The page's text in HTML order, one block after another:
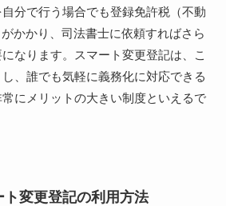
分で行う場合でも登録免許税（不動
かかり、司法書士に依頼すればさら
なります。スマート変更登記は、こ
、誰でも気軽に義務化に対応できる
にメリットの大きい制度といえるで
ト変更登記の利用方法